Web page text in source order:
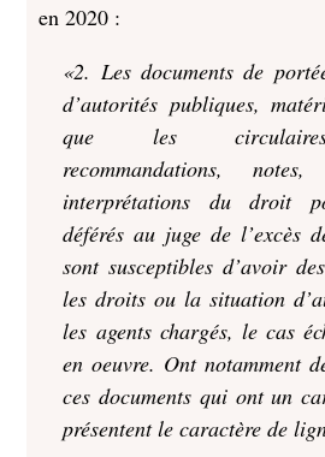
en 2020 :
«2. Les documents de
d’autorités publiques,
que les
recommandations,
interprétations du droit
déférés au juge de l’excès
sont susceptibles d’avoir
les droits ou la situation
les agents chargés, le cas
en oeuvre. Ont notamment
ces documents qui ont un
présentent le caractère de